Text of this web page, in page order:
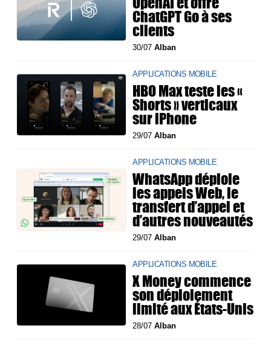
ChatGPT Go à ses
clients
30/07Alban
APPLICATIONS MOBILE
HBO Max teste les «
Shorts » verticaux
sur iPhone
29/07Alban
APPLICATIONS MOBILE
WhatsApp déploie
les appels Web, le
transfert d’appel et
d’autres nouveautés
29/07Alban
APPLICATIONS MOBILE
X Money commence
son déploiement
limité aux États-Unis
28/07Alban